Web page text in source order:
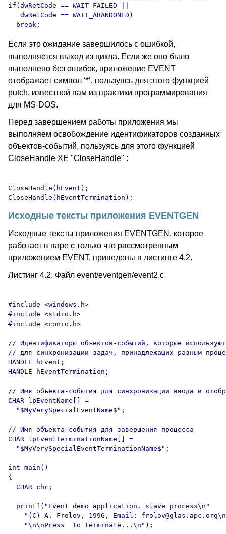
if(dwRetCode == WAIT_FAILED ||
   dwRetCode == WAIT_ABANDONED)
Если это ожидание завершилось с ошибкой,
выполняется выход из цикла. Если же оно было
выполнено без ошибок, приложение EVENT
отображает символ ‘*’, пользуясь для этого функцией
putch, известной вам из практики программирования
для MS-DOS.
Перед завершением работы приложения мы
выполняем освобождение идентификаторов созданных
объектов-событий, пользуясь для этого функцией
CloseHandle XE "CloseHandle" :
CloseHandle(hEvent);
Исходные тексты приложения EVENTGEN
Исходные тексты приложения EVENTGEN, которое
работает в паре с только что рассмотренным
приложением EVENT, приведены в листинге 4.2.
Листинг 4.2. Файл event/eventgen/event2.c
#include <windows.h>
#include <stdio.h>
#include <conio.h>
// Идентификаторы объектов-событий, которые
// для синхронизации задач, принадлежащих разным
HANDLE hEvent;
HANDLE hEventTermination;
// Имя объекта-события для синхронизации ввода и
CHAR lpEventName[] =
  "$MyVerySpecialEventName$";
// Имя объекта-события для завершения процесса
CHAR lpEventTerminationName[] =
  "$MyVerySpecialEventTerminationName$";
int main()
{
  CHAR chr;
  printf("Event demo application, slave process\n"
"(C) A. Frolov, 1996, Email:
    "\n\nPress
to terminate...\n");